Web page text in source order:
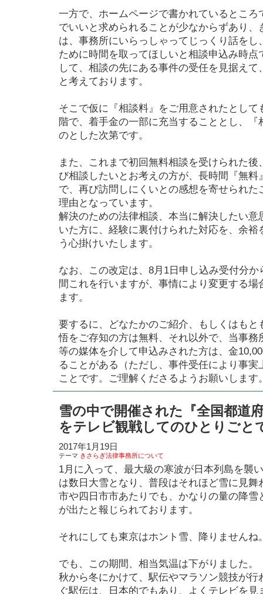
一方で、ホームページで書かれているところ
でいいと求められることが少なからずあり
は、事務所にいらっしゃってじっくり話を
ために時間を取ってほしいと相談申込み時
して、相談の先にある事件の受任を見据え
と考えております。
そこで仮に『相談料』をご用意されたとし
階で、着手金の一部に充当することとし、
のとした次第です。
また、これまで初回無料相談を受けられた
び相談したいとお考えの方が、長時間『無料
で、再び訪問しにくいとの感想を寄せられ
理由となっています。
解決のための法律相談、本当に解決したい意
いた方に、経験に裏付けられた対応を、余
う心掛けいたします。
なお、この改定は、8月1日申し込み受付分
間これを行いますが、事情により変更する
ます。
要するに、どなたかのご紹介、もしくはもと
悟をご存知の方は無料、それ以外で、当事務
等の媒体を介して申込みされた方は、金
ることがある（ただし、事件受任により事
ことです。ご理解くださるようお願いします
雪の中で開催された『全国都道
をテレビ観戦してのひとりごと
2017年1月19日
テーマ きさらぎ法律事務所について
1月に入って、最大級の寒波が日本列島を襲
は数日大雪となり、普段はそれほど雪に見
市や四日市市あたりでも、かなりの量の降雪
が出たと報じられております。
それにしても東京はホント雪、降りませんね
でも、この期間、相当気温は下がりました。
秋から冬にかけて、駅伝やマラソン競技が行
ぐ駅伝は、日本的でもあり、よくテレビを